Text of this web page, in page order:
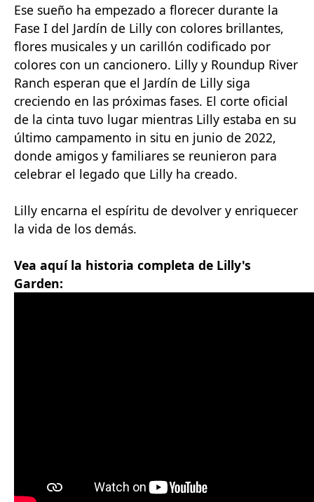
Ese sueño ha empezado a florecer durante la
Fase I del Jardín de Lilly con colores brillantes,
flores musicales y un carillón codificado por
colores con un cancionero. Lilly y Roundup River
Ranch esperan que el Jardín de Lilly siga
creciendo en las próximas fases. El corte oficial
de la cinta tuvo lugar mientras Lilly estaba en su
último campamento in situ en junio de 2022,
donde amigos y familiares se reunieron para
celebrar el legado que Lilly ha creado.
Lilly encarna el espíritu de devolver y enriquecer
la vida de los demás.
Vea aquí la historia completa de Lilly's
Garden: